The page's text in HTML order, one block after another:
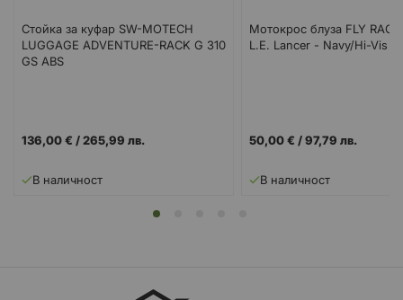
Стойка за куфар SW-MOTECH
LUGGAGE ADVENTURE-RACK G 310
GS ABS
136,00 € /265,99 лв.
В наличност
Мотокрос блуза FLY
L.E. Lancer - Navy/Hi-Vis
50,00 € /97,79 лв.
В наличност